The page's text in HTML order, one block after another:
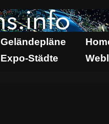
Geländepläne
Expo-Städte